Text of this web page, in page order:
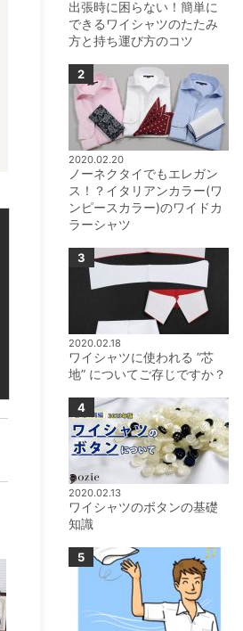
出張時に困らない！簡単に
できるワイシャツのたたみ
方と持ち運び方のコツ
2020.02.20
ノーネクタイでもエレガン
ス！？イタリアンカラー(ワ
ンピースカラー)のワイドカ
ラーシャツ
2020.02.18
ワイシャツに使われる ”芯
地” についてご存じですか？
2020.02.13
ワイシャツのボタンの基礎
知識